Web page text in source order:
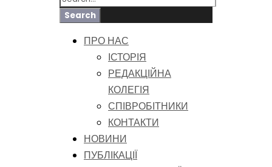
ПРО НАС
ІСТОРІЯ
РЕДАКЦІЙНА
КОЛЕГІЯ
СПІВРОБІТНИКИ
КОНТАКТИ
НОВИНИ
ПУБЛІКАЦІЇ